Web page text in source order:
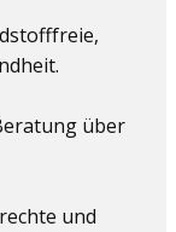
über
und